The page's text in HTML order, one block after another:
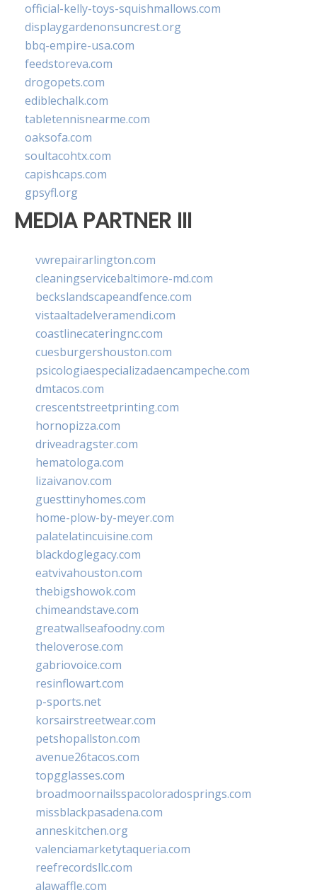
official-kelly-toys-squishmallows.com
displaygardenonsuncrest.org
bbq-empire-usa.com
feedstoreva.com
drogopets.com
ediblechalk.com
tabletennisnearme.com
oaksofa.com
soultacohtx.com
capishcaps.com
gpsyfl.org
MEDIA PARTNER III
vwrepairarlington.com
cleaningservicebaltimore-md.com
beckslandscapeandfence.com
vistaaltadelveramendi.com
coastlinecateringnc.com
cuesburgershouston.com
psicologiaespecializadaencampeche.com
dmtacos.com
crescentstreetprinting.com
hornopizza.com
driveadragster.com
hematologa.com
lizaivanov.com
guesttinyhomes.com
home-plow-by-meyer.com
palatelatincuisine.com
blackdoglegacy.com
eatvivahouston.com
thebigshowok.com
chimeandstave.com
greatwallseafoodny.com
theloverose.com
gabriovoice.com
resinflowart.com
p-sports.net
korsairstreetwear.com
petshopallston.com
avenue26tacos.com
topgglasses.com
broadmoornailsspacoloradosprings.com
missblackpasadena.com
anneskitchen.org
valenciamarketytaqueria.com
reefrecordsllc.com
alawaffle.com